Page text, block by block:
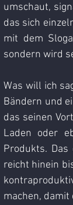
umschaut,
das sich
mit dem
sondern wird
Was will ich
Bändern und
das seinen
Laden oder
Produkts.
reicht hinein
machen,